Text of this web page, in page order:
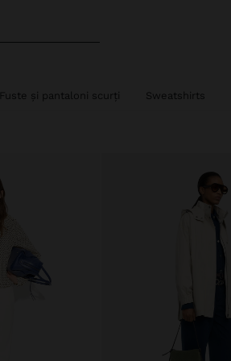
Fuste și pantaloni scurți Sweatshirts